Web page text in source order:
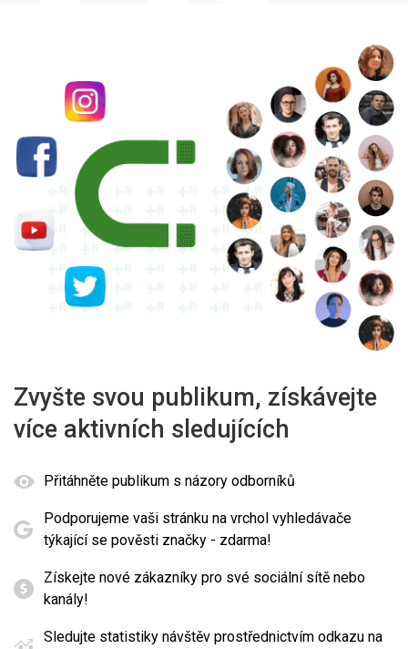
Zvyšte svou publikum, získávejte
více aktivních sledujících
Přitáhněte publikum s názory odborníků
Podporujeme vaši stránku na vrchol vyhledávače
týkající se pověsti značky - zdarma!
Získejte nové zákazníky pro své sociální sítě nebo
kanály!
Sledujte statistiky návštěv prostřednictvím odkazu na